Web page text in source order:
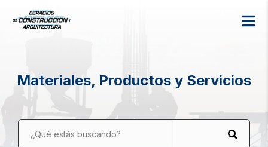
Materiales, Productos y Servicios
¿Qué estás buscando?